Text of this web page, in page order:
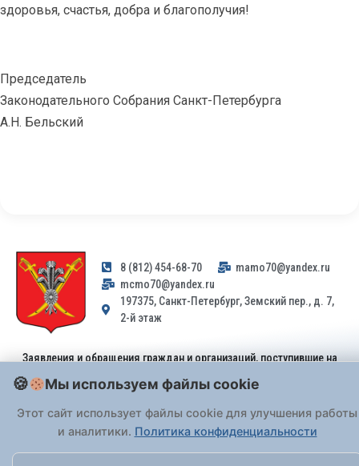
здоровья, счастья, добра и благополучия!
Председатель
Законодательного Собрания Санкт-Петербурга
А.Н. Бельский
8 (812) 454-68-70
mamo70@yandex.ru
mcmo70@yandex.ru
197375, Санкт-Петербург, Земский пер., д. 7,
2-й этаж
Заявления и обращения граждан и организаций, поступившие на
Федерального закона от 02.05.2006 № 59-ФЗ. Обращения
принимаются только: по почте, черезпортал «Госуслуги» (ЕПГУ)
или лично при предъявлении паспорта.
Мы используем файлы cookie
Этот сайт использует файлы cookie для улучшения работы
и аналитики. Политика конфиденциальности